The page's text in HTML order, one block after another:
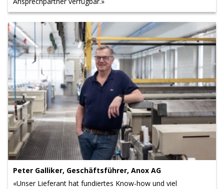
Peter Galliker, Geschäftsführer, Anox AG
«Unser Lieferant hat fundiertes Know-how und viel